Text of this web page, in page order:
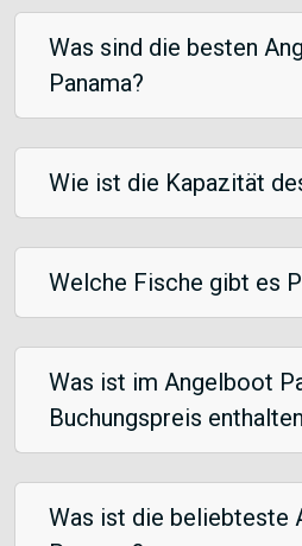
Was sind die besten
Panama?
Wie ist die Kapazität
Welche Fische gibt es
Was ist im Angelboot
Buchungspreis
Was ist die beliebteste